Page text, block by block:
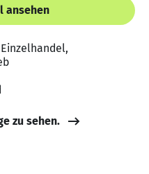
ansehen
zu sehen.